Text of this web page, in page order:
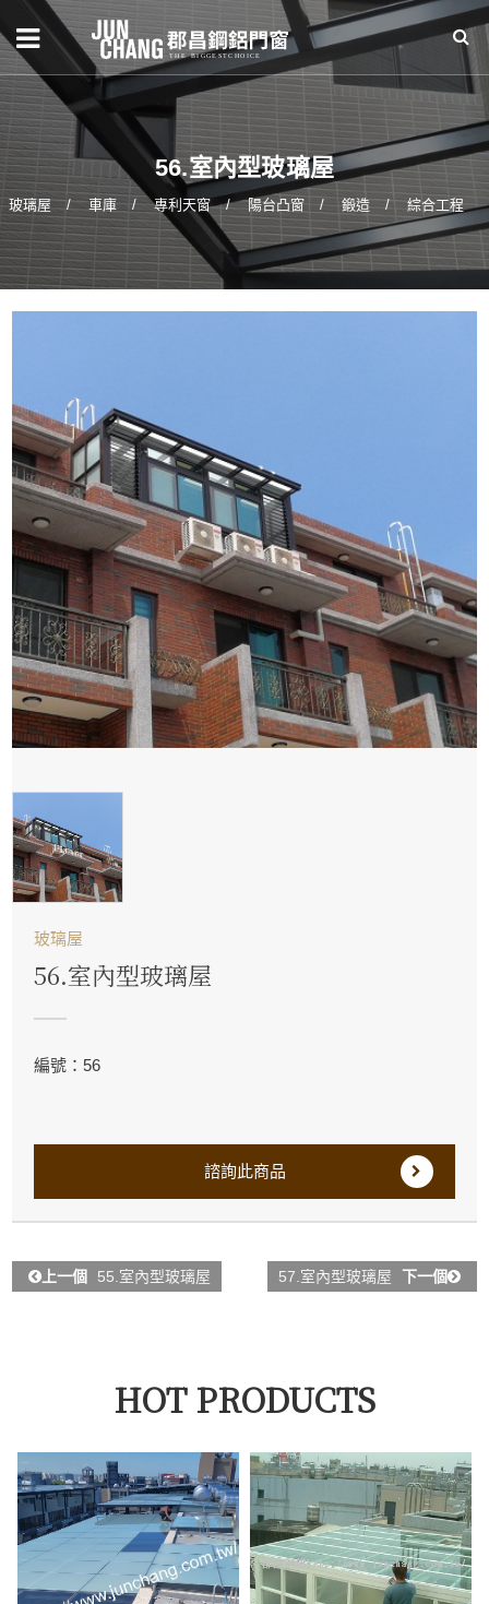
56.室內型玻璃屋
玻璃屋 車庫 專利天窗 陽台凸窗 鍛造 綜合工程
玻璃屋
56.室內型玻璃屋
編號：56
諮詢此商品
上一個 55.室內型玻璃屋 57.室內型玻璃屋 下一個
HOT PRODUCTS